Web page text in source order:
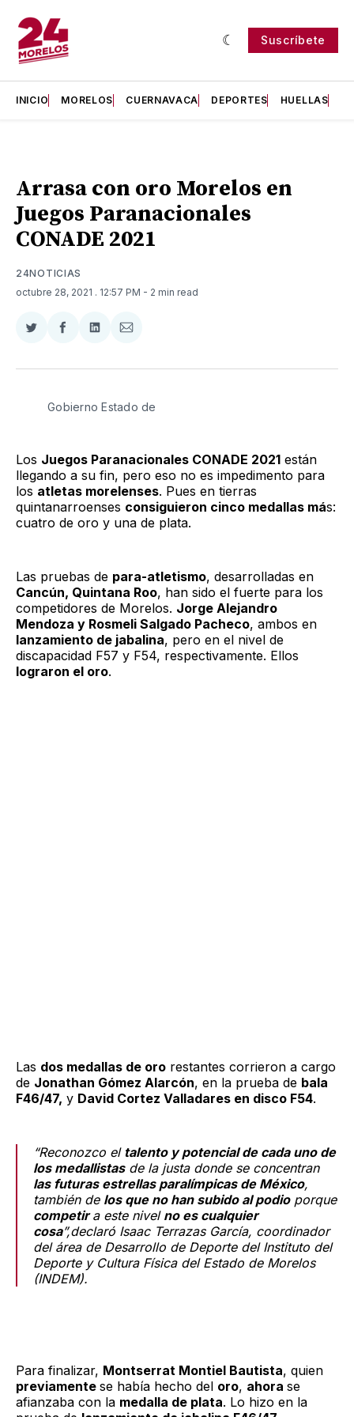
Suscríbete
INICIO MORELOS CUERNAVACA DEPORTES HUELLAS
Arrasa con oro Morelos en
Juegos Paranacionales
CONADE 2021
24NOTICIAS
octubre 28, 2021 . 12:57 PM - 2 min read
Compartir
Twitter
Compartir
Facebook
Compartir
LinkedIn
Compartir
Email
Gobierno Estado de
Los Juegos Paranacionales CONADE 2021 están
llegando a su fin, pero eso no es impedimento para
los atletas morelenses. Pues en tierras
quintanarroenses consiguieron cinco medallas más:
cuatro de oro y una de plata.
Las pruebas de para-atletismo, desarrolladas en
Cancún, Quintana Roo, han sido el fuerte para los
competidores de Morelos. Jorge Alejandro
Mendoza y Rosmeli Salgado Pacheco, ambos en
lanzamiento de jabalina, pero en el nivel de
discapacidad F57 y F54, respectivamente. Ellos
lograron el oro.
Las dos medallas de oro restantes corrieron a cargo
de Jonathan Gómez Alarcón, en la prueba de bala
F46/47, y David Cortez Valladares en disco F54.
“Reconozco el talento y potencial de cada uno de
los medallistasde la justa donde se concentran
las futuras estrellas paralímpicas de México,
también de los que no han subido al podioporque
competira este nivel no es cualquier
cosa”,declaró Isaac Terrazas García, coordinador
del área de Desarrollo de Deporte del Instituto del
Deporte y Cultura Física del Estado de Morelos
(INDEM).
Para finalizar, Montserrat Montiel Bautista, quien
previamente se había hecho del oro, ahora se
afianzaba con la medalla de plata. Lo hizo en la